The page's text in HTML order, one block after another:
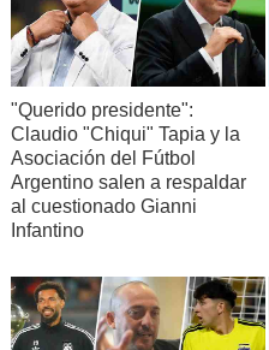
"Querido presidente":
Claudio "Chiqui" Tapia y la
Asociación del Fútbol
Argentino salen a respaldar
al cuestionado Gianni
Infantino